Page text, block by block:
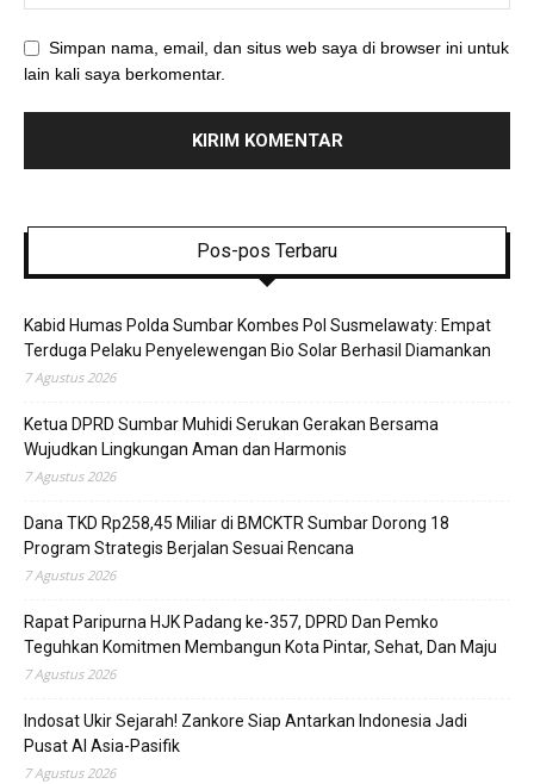
Simpan nama, email, dan situs web saya di browser ini untuk
lain kali saya berkomentar.
Pos-pos Terbaru
Kabid Humas Polda Sumbar Kombes Pol Susmelawaty: Empat
Terduga Pelaku Penyelewengan Bio Solar Berhasil Diamankan
7 Agustus 2026
Ketua DPRD Sumbar Muhidi Serukan Gerakan Bersama
Wujudkan Lingkungan Aman dan Harmonis
7 Agustus 2026
Dana TKD Rp258,45 Miliar di BMCKTR Sumbar Dorong 18
Program Strategis Berjalan Sesuai Rencana
7 Agustus 2026
Rapat Paripurna HJK Padang ke-357, DPRD Dan Pemko
Teguhkan Komitmen Membangun Kota Pintar, Sehat, Dan Maju
7 Agustus 2026
Indosat Ukir Sejarah! Zankore Siap Antarkan Indonesia Jadi
Pusat AI Asia-Pasifik
7 Agustus 2026